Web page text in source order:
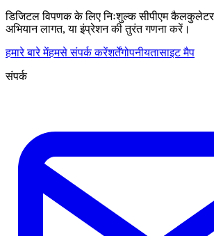
डिजिटल विपणक के लिए निःशुल्क सीपीएम
अभियान लागत, या इंप्रेशन की तुरंत गणना करें।
हमारे बारे मेंहमसे संपर्क करेंशर्तेंगोपनीयतासाइट मैप
संपर्क